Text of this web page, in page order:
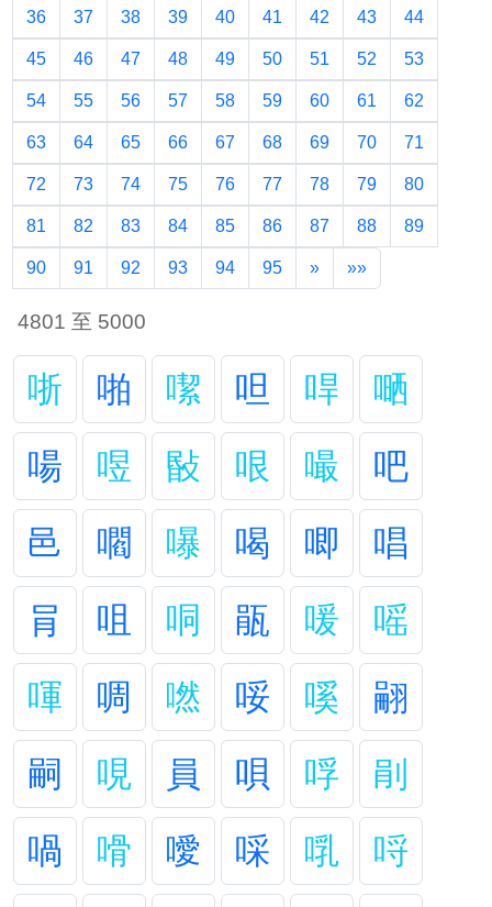
36 37 38 39 40 41 42 43 44
45 46 47 48 49 50 51 52 53
54 55 56 57 58 59 60 61 62
63 64 65 66 67 68 69 70 71
72 73 74 75 76 77 78 79 80
81 82 83 84 85 86 87 88 89
90 91 92 93 94 95 » »»
4801 至 5000
哳 啪 噄 呾 哻
嗮
啺
喅 敯 哏 嘬
吧
邑
嚪 嚗 喝 唧
唱
肙
咀 哃 瓹 喛
嗂
喗
啁 嘫 哸 嗘
翤
嗣
哯 員 唄 哹
剈
喎
嗗 噯 啋 啂
哷